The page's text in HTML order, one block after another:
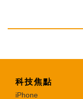
科技焦點
iPhone